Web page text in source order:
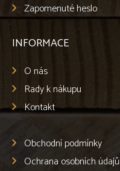
Zapomenuté heslo
INFORMACE
O nás
Rady k nákupu
Kontakt
Obchodní podmínky
Ochrana osobních údajů